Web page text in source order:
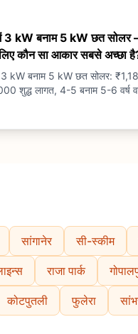
3 kW बनाम 5 kW छत
कौन सा आकार सबसे अच्छा
kW बनाम 5 kW छत सोलर:
शुद्ध लागत, 4-5 बनाम 5-6 वर्ष
सांगानेर सी-स्कीम
राजा पार्क
कोटपुतली फुलेरा